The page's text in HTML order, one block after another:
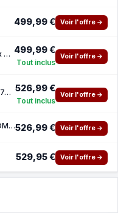
499,99 € Voir l'offre →
Ecran PC gaming Asus Rog Strix OLED XG27AQDMGR Gen 2 265 240 Hz QHD 499,99 €
Tout inclus
Voir l'offre →
ASUS 27 OLED - ROG Strix XG27AQDMGR 526,99 €
Tout inclus
Voir l'offre →
Asus ROG Strix OLED XG27AQDMGR526,99 € Voir l'offre →
529,95 € Voir l'offre →